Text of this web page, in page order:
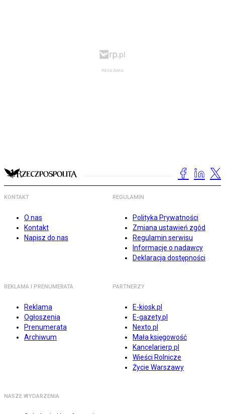
KONTAKT
O nas
Kontakt
Napisz do nas
REGULAMIN
Polityka Prywatności
Zmiana ustawień zgód
Regulamin serwisu
Informacje o nadawcy
Deklaracja dostępności
REKLAMA I PRENUMERATA
Reklama
Ogłoszenia
Prenumerata
Archiwum
PARTNERZY
E-kiosk.pl
E-gazety.pl
Nexto.pl
Mała księgowość
Kancelarierp.pl
Wieści Rolnicze
Życie Warszawy
NASZE WYDARZENIA